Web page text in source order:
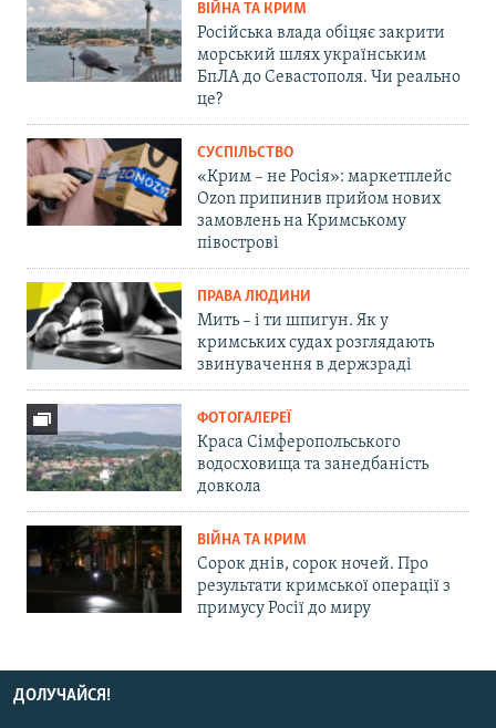
ВІЙНА ТА КРИМ
Російська влада обіцяє закрити
морський шлях українським
БпЛА до Севастополя. Чи реально
це?
СУСПІЛЬСТВО
«Крим – не Росія»: маркетплейс
Ozon припинив прийом нових
замовлень на Кримському
півострові
ПРАВА ЛЮДИНИ
Мить – і ти шпигун. Як у
кримських судах розглядають
звинувачення в держзраді
ФОТОГАЛЕРЕЇ
Краса Сімферопольського
водосховища та занедбаність
довкола
ВІЙНА ТА КРИМ
Сорок днів, сорок ночей. Про
результати кримської операції з
примусу Росії до миру
ДОЛУЧАЙСЯ!